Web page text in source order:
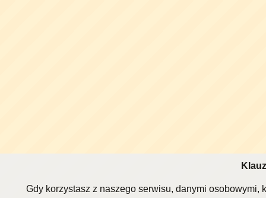
Gdy korzystasz z naszego serwisu, danymi osobowymi,